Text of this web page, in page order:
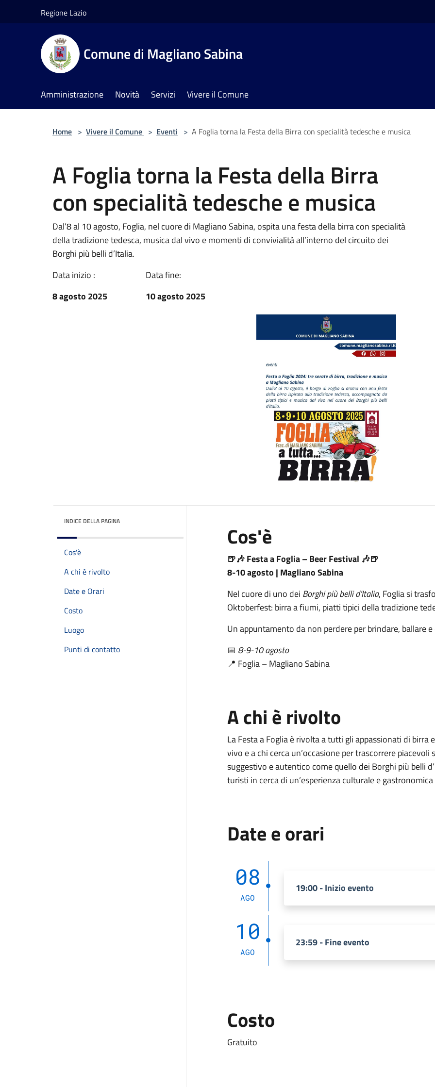
Regione Lazio
Comune di Magliano Sabina
Amministrazione Novità Servizi Vivere il Comune
Home > Vivere il Comune > Eventi > A Foglia torna la Festa della Birra con specialità tedesche e musica
A Foglia torna la Festa della Birra
con specialità tedesche e musica
Dal’8 al 10 agosto, Foglia, nel cuore di Magliano Sabina, ospita una festa della birra con specialità
della tradizione tedesca, musica dal vivo e momenti di convivialità all’interno del circuito dei
Borghi più belli d’Italia.
Data inizio :
8 agosto 2025
Data fine:
10 agosto 2025
INDICE DELLA PAGINA
Cos'è
A chi è rivolto
Date e Orari
Costo
Luogo
Punti di contatto
Cos'è
🍺🎶 Festa a Foglia – Beer Festival 🎶🍺
8-10 agosto | Magliano Sabina
Nel cuore di uno dei Borghi più belli d’Italia, Foglia si
Oktoberfest: birra a fiumi, piatti tipici della tradizione
Un appuntamento da non perdere per brindare, ballare
📅 8-9-10 agosto
📍 Foglia – Magliano Sabina
A chi è rivolto
La Festa a Foglia è rivolta a tutti gli appassionati di birra
vivo e a chi cerca un’occasione per trascorrere
suggestivo e autentico come quello dei Borghi più belli
turisti in cerca di un’esperienza culturale e
Date e orari
08
AGO
19:00 - Inizio evento
10
AGO
23:59 - Fine evento
Costo
Gratuito